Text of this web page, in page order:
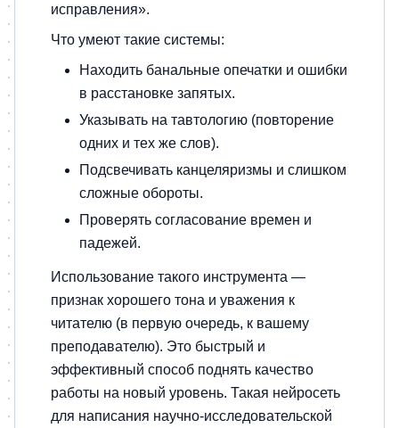
исправления».
Что умеют такие системы:
Находить банальные опечатки и ошибки
в расстановке запятых.
Указывать на тавтологию (повторение
одних и тех же слов).
Подсвечивать канцеляризмы и слишком
сложные обороты.
Проверять согласование времен и
падежей.
Использование такого инструмента —
признак хорошего тона и уважения к
читателю (в первую очередь, к вашему
преподавателю). Это быстрый и
эффективный способ поднять качество
работы на новый уровень. Такая нейросеть
для написания научно-исследовательской